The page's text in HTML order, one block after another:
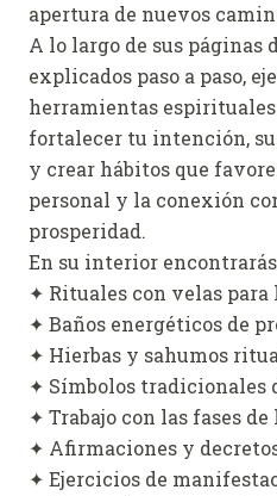
apertura de nuevos
A lo largo de sus páginas
explicados paso a paso,
herramientas
fortalecer tu intención,
y crear hábitos que
personal y la conexión
prosperidad.
En su interior
✦ Rituales con velas para
✦ Baños energéticos de
✦ Hierbas y sahumos
✦ Símbolos tradicionales
✦ Trabajo con las fases de
✦ Afirmaciones y
✦ Ejercicios de